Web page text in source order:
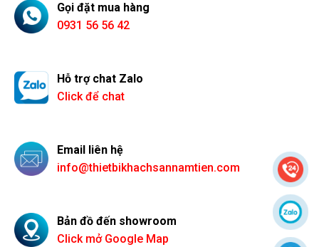
Gọi đặt mua hàng
0931 56 56 42
Hỗ trợ chat Zalo
Click để chat
Email liên hệ
info@thietbikhachsannamtien.com
Bản đồ đến showroom
Click mở Google Map